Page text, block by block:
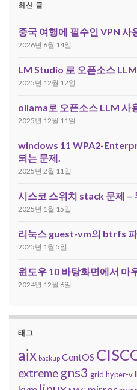
최신 글
중국 여행에 필수인 VPN
2026년 6월 14일
LM Studio 로 오픈소스
2025년 12월 12일
ollama로 오픈소스 LLM 사
2025년 12월 11일
windows 11 WPA2-
되는 문제.
2025년 2월 11일
시스코 스위치 stack 문제 –
2025년 1월 15일
리눅스 guest-vm의 btrfs
2025년 1월 5일
윈도우 10 바탕화면에서 마
2024년 12월 6일
태그
aix backup CentOS
extreme gns3 grid hyper-v